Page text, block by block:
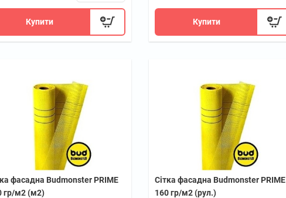
Купити Купити
фасадна Budmonster PRIME
гр/м2 (м2)
Сітка фасадна Budmonster PRIME
160 гр/м2 (рул.)